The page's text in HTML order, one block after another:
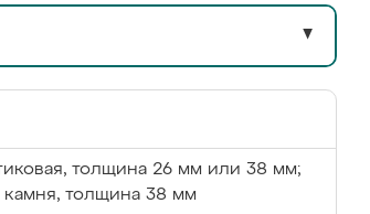
▼
толщина 26 мм или 38 мм;
камня, толщина 38 мм